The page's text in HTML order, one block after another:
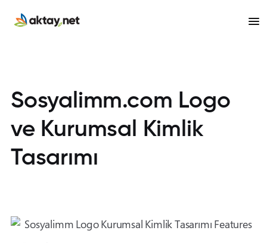
Sosyalimm.com Logo
ve Kurumsal Kimlik
Tasarımı